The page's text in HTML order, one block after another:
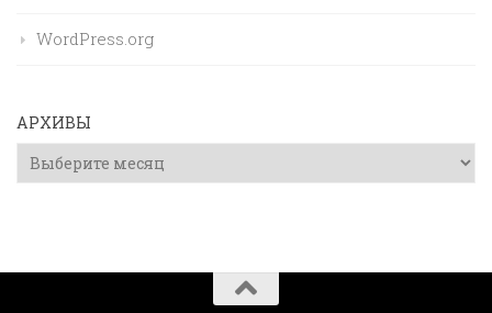
WordPress.org
АРХИВЫ
Архивы